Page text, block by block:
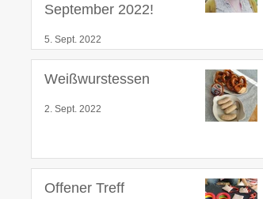
September 2022!
5. Sept. 2022
Weißwurstessen
2. Sept. 2022
Offener Treff